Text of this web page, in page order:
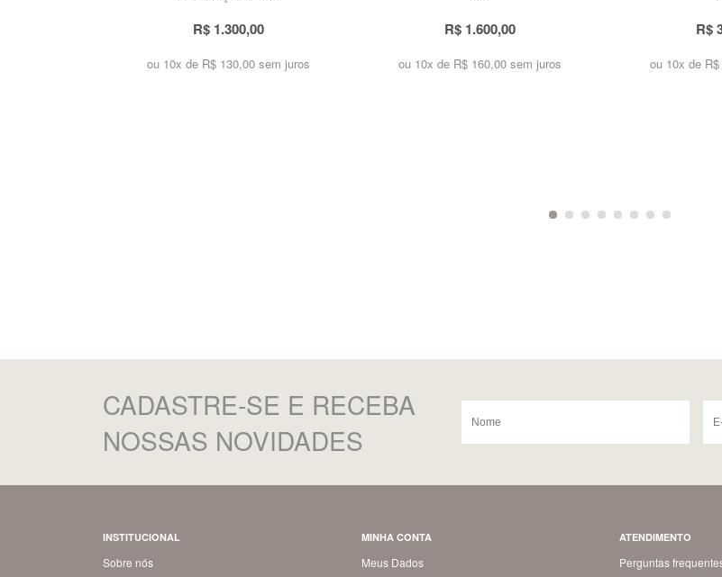
R$ 1.300,00
ou 10x de R$ 130,00 sem juros
R$ 1.600,00
ou 10x de R$ 160,00 sem juros
R$
ou 10x de
CADASTRE-SE E RECEBA
NOSSAS NOVIDADES
INSTITUCIONAL
Sobre nós
MINHA CONTA
Meus Dados
ATENDIMENTO
Perguntas